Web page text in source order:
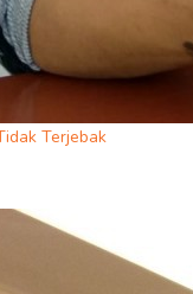
Terjebak